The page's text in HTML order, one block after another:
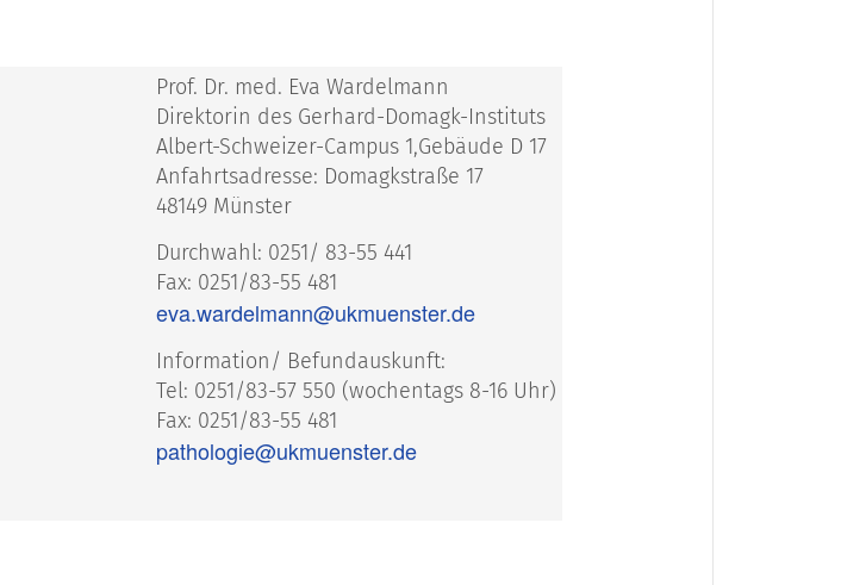
Prof. Dr. med. Eva Wardelmann
Direktorin des Gerhard-Domagk-Instituts
Albert-Schweizer-Campus 1,Gebäude D 17
Anfahrtsadresse: Domagkstraße 17
48149 Münster
Durchwahl: 0251/ 83-55 441
Fax: 0251/83-55 481
eva.wardelmann@ukmuenster.de
Information/ Befundauskunft:
Tel: 0251/83-57 550 (wochentags 8-16 Uhr)
Fax: 0251/83-55 481
pathologie@ukmuenster.de